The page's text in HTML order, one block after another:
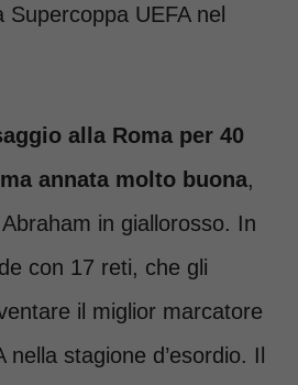
Supercoppa UEFA nel
alla Roma per 40
annata molto buona,
in giallorosso. In
con 17 reti, che gli
il miglior marcatore
nella stagione d’esordio. Il